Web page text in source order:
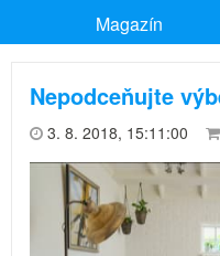
Magazín
Nepodceňujte
3. 8. 2018, 15:11:00